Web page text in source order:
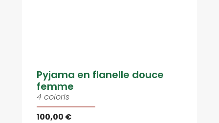
Pyjama en flanelle douce
femme
4 coloris
100,00 €